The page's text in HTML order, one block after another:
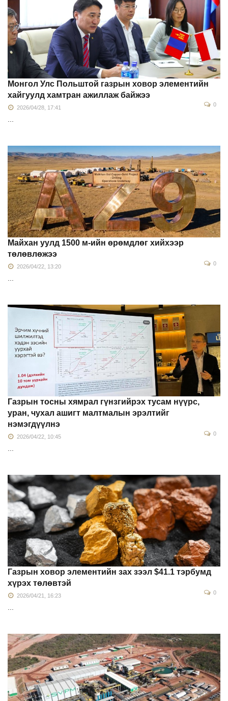
Монгол Улс Польштой газрын ховор элементийн
хайгуулд хамтран ажиллаж байжээ
2026/04/28, 17:41 0
Майхан уулд 1500 м-ийн өрөмдлөг хийхээр
төлөвлөжээ
2026/04/22, 13:20 0
Газрын тосны хямрал гүнзгийрэх тусам нүүрс,
уран, чухал ашигт малтмалын эрэлтийг
нэмэгдүүлнэ
2026/04/22, 10:45 0
Газрын ховор элементийн зах зээл $41.1 тэрбумд
хүрэх төлөвтэй
2026/04/21, 16:23 0